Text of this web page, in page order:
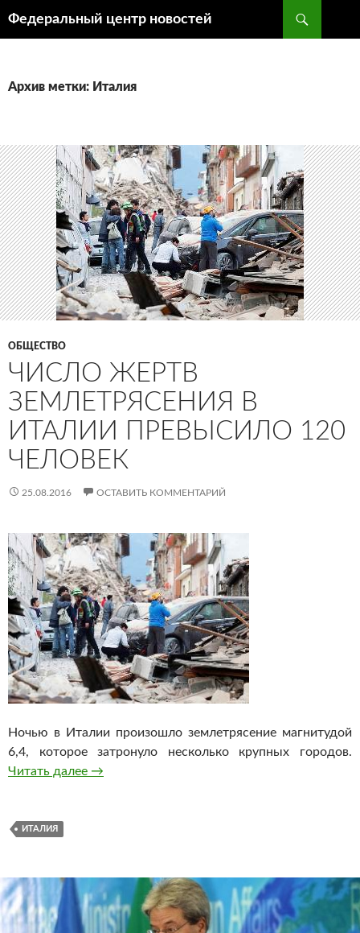
Федеральный центр новостей
Архив метки: Италия
ОБЩЕСТВО
ЧИСЛО ЖЕРТВ
ЗЕМЛЕТРЯСЕНИЯ В
ИТАЛИИ ПРЕВЫСИЛО 120
ЧЕЛОВЕК
25.08.2016 ОСТАВИТЬ КОММЕНТАРИЙ
Ночью в Италии произошло землетрясение магнитудой
6,4, которое затронуло несколько крупных городов.
Читать далее Число жертв землетрясения в Италии
→
ИТАЛИЯ